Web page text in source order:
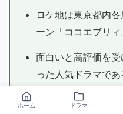
ロケ地は東京都内
ーン「ココエブリ
面白いと高評価を
った人気ドラマであ
ホーム ドラマ